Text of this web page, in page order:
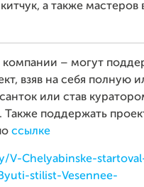
а также мастеров
– могут
взяв на себя полную
или став
Также поддержать
ссылке
V-Chelyabinske-
stilist-Vesennee-